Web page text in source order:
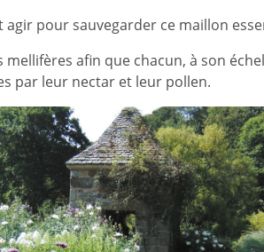
agir pour sauvegarder ce maillon
afin que chacun, à son
par leur nectar et leur pollen.